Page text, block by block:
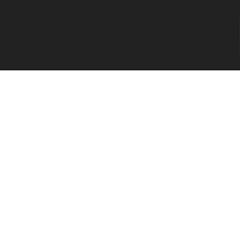
content